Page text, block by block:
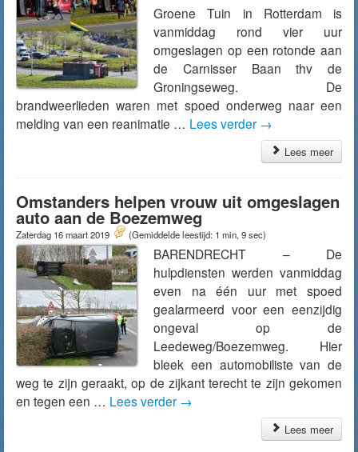
Groene Tuin in Rotterdam is
vanmiddag rond vier uur
omgeslagen op een rotonde aan
de Carnisser Baan thv de
Groningseweg. De
brandweerlieden waren met spoed onderweg naar een
melding van een reanimatie … Lees verder →
Lees meer
Omstanders helpen vrouw uit omgeslagen
auto aan de Boezemweg
Zaterdag 16 maart 2019 (Gemiddelde leestijd: 1 min, 9 sec)
BARENDRECHT – De
hulpdiensten werden vanmiddag
even na één uur met spoed
gealarmeerd voor een eenzijdig
ongeval op de
Leedeweg/Boezemweg. Hier
bleek een automobiliste van de
weg te zijn geraakt, op de zijkant terecht te zijn gekomen
en tegen een … Lees verder →
Lees meer